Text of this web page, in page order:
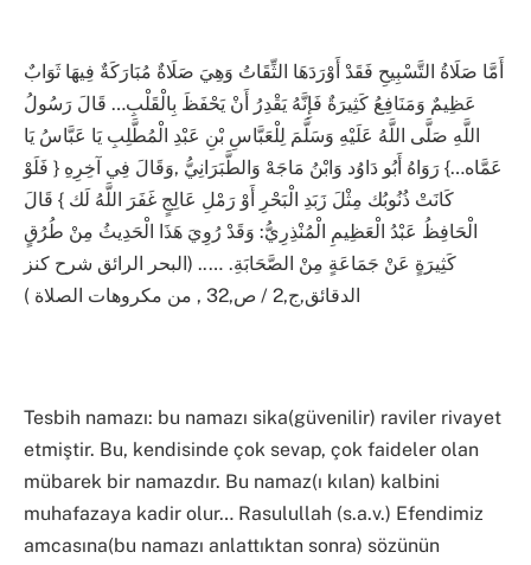
أَمَّا صَلَاةُ التَّسْبِيحِ فَقَدْ أَوْرَدَهَا الثِّقَاتُ وَهِيَ صَلَاةٌ مُبَارَكَةٌ فِيهَا ثَوَابٌ
عَظِيمٌ وَمَنَافِعُ كَثِيرَةٌ فَإِنَّهُ يَقْدِرُ أَنْ يَحْفَظَ بِالْقَلْبِ… قَالَ رَسُولُ
اللَّهِ صَلَّى اللَّهُ عَلَيْهِ وَسَلَّمَ لِلْعَبَّاسِ بْنِ عَبْدِ الْمُطَّلِبِ يَا عَبَّاسُ يَا
عَمَّاه…} رَوَاهُ أَبُو دَاوُد وَابْنُ مَاجَهْ وَالطَّبَرَانِيُّ ,وَقَالَ فِي آخِرِهِ { فَلَوْ
كَانَتْ ذُنُوبُك مِثْلَ زَبَدِ الْبَحْرِ أَوْ رَمْلِ عَالِجٍ غَفَرَ اللَّهُ لَك } قَالَ
الْحَافِظُ عَبْدُ الْعَظِيمِ الْمُنْذِرِيُّ: وَقَدْ رُوِيَ هَذَا الْحَدِيثُ مِنْ طُرُقٍ
كَثِيرَةٍ عَنْ جَمَاعَةٍ مِنْ الصَّحَابَةِ. ….. (البحر الرائق شرح كنز
الدقائق,ج,2 / ص,32 , من مكروهات الصلاة )
Tesbih namazı: bu namazı sika(güvenilir) raviler rivayet
etmiştir. Bu, kendisinde çok sevap, çok faideler olan
mübarek bir namazdır. Bu namaz(ı kılan) kalbini
muhafazaya kadir olur… Rasulullah (s.a.v.) Efendimiz
amcasına(bu namazı anlattıktan sonra) sözünün